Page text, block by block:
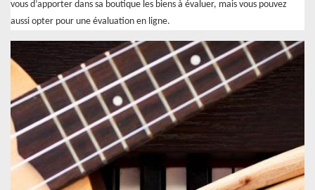
vous d’apporter dans sa boutique les biens à évaluer, mais vous pouvez
aussi opter pour une évaluation en ligne.